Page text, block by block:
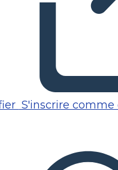
S'inscrire